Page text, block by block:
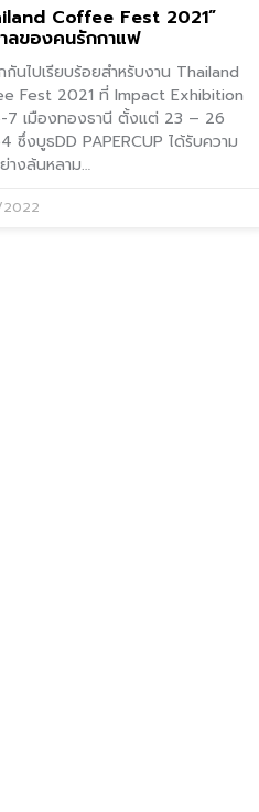
Coffee Fest 2021”
ลของคนรักกาแฟ
นไปเรียบร้อยสำหรับงาน Thailand
Fest 2021 ที่ Impact Exhibition
7 เมืองทองธานี ตั้งแต่ 23 – 26
ซึ่งบูธDD PAPERCUP ได้รับความ
างล้นหลาม…
2022